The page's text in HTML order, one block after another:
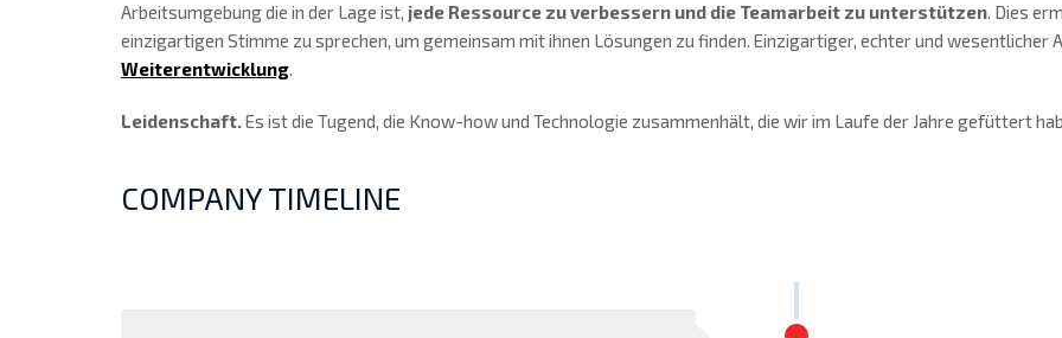
Arbeitsumgebung die in der Lage ist, jede Ressource zu verbessern und die Teamarbeit zu unterstützen. Dies
einzigartigen Stimme zu sprechen, um gemeinsam mit ihnen Lösungen zu finden. Einzigartiger, echter und wesentlicher
Weiterentwicklung.
Leidenschaft.Es ist die Tugend, die Know-how und Technologie zusammenhält, die wir im Laufe der Jahre gefüttert
COMPANY TIMELINE